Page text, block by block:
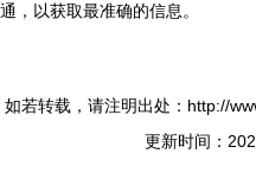
通，以获取最准确的信息。
如若转载，请注明出处：http://
更新时间：